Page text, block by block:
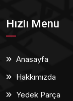
Hızlı Menü
Anasayfa
Hakkımızda
Yedek Parça